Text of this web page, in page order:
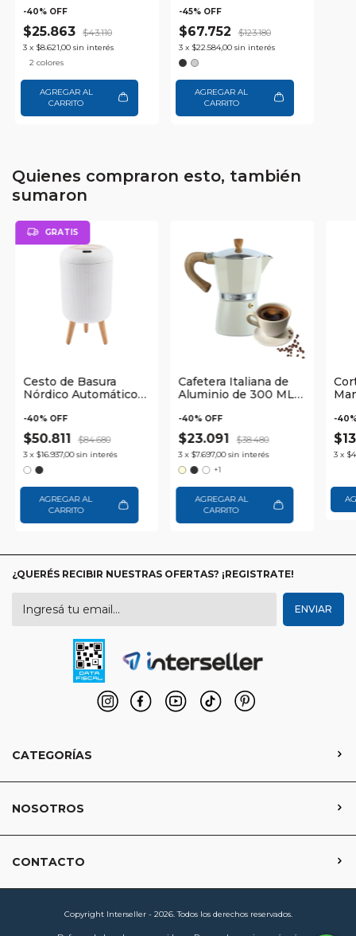
Cisne Waggs
-40% OFF
$25.863 $43.110
3 x $8.621,00 sin interés
2 colores
AGREGAR AL
CARRITO
Giratorio y Flexible
Waggs
-45% OFF
$67.752 $123.180
3 x $22.584,00 sin interés
AGREGAR AL
CARRITO
Quienes compraron esto, también
sumaron
GRATIS
Cesto de Basura
Nórdico Automático
Inteligente Waggs
-40% OFF
$50.811 $84.680
3 x $16.937,00 sin interés
AGREGAR AL
CARRITO
Cafetera Italiana de
Aluminio de 300 ML
-40% OFF
$23.091 $38.480
3 x $7.697,00 sin interés
+1
AGREGAR AL
CARRITO
-40
3 x
¿QUERÉS RECIBIR NUESTRAS OFERTAS? ¡REGISTRATE!
CATEGORÍAS
NOSOTROS
CONTACTO
Copyright Interseller - 2026. Todos los derechos reservados.